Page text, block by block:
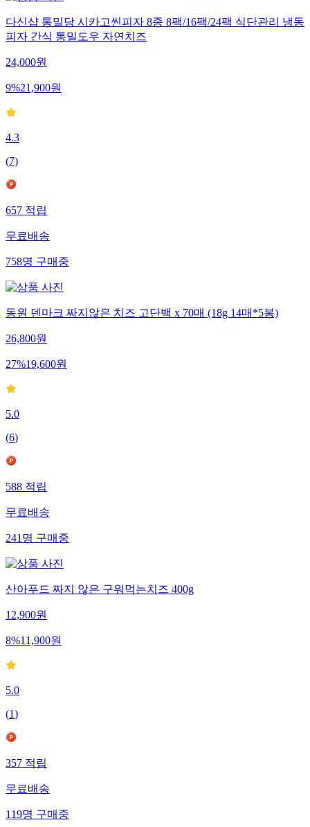
다신샵 통밀당 시카고씬피자 8종 8팩/16팩/24팩 식단관리 냉동
피자 간식 통밀도우 자연치즈
24,000원
9%21,900원
4.3
(7)
657 적립
무료배송
758명 구매중
동원 덴마크 짜지않은 치즈 고단백 x 70매 (18g 14매*5봉)
26,800원
27%19,600원
5.0
(6)
588 적립
무료배송
241 명 구매중
산아푸드 짜지 않은 구워먹는치즈 400g
12,900원
8%11,900원
5.0
(1)
357 적립
무료배송
119명 구매중